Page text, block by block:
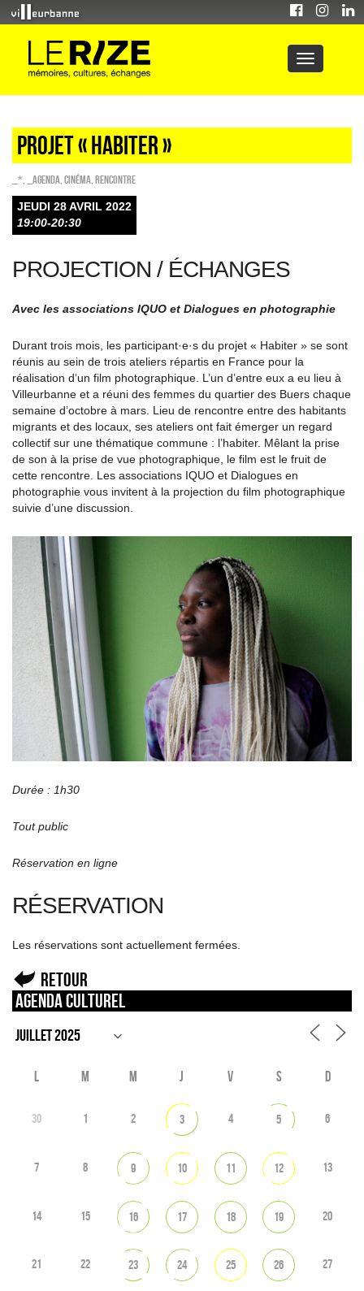
PROJET « HABITER »
_* _Agenda Cinéma Rencontre
JEUDI 28 AVRIL 2022
19:00-20:30
PROJECTION / ÉCHANGES
Avec les associations IQUO et Dialogues en photographie
Durant trois mois, les participant·e·s du projet « Habiter » se sont
réunis au sein de trois ateliers répartis en France pour la
réalisation d’un film photographique. L’un d’entre eux a eu lieu à
Villeurbanne et a réuni des femmes du quartier des Buers chaque
semaine d’octobre à mars. Lieu de rencontre entre des habitants
migrants et des locaux, ses ateliers ont fait émerger un regard
collectif sur une thématique commune : l’habiter. Mêlant la prise
de son à la prise de vue photographique, le film est le fruit de
cette rencontre. Les associations IQUO et Dialogues en
photographie vous invitent à la projection du film photographique
suivie d’une discussion.
Durée : 1h30
Tout public
Réservation en ligne
RÉSERVATION
Les réservations sont actuellement fermées.
Retour
Agenda culturel
L M M J V S D
30 1 2 3 4 5 6
7 8 9 10 11 12 13
14 15 16 17 18 19 20
21 22 23 24 25 26 27